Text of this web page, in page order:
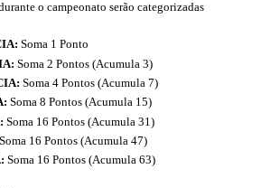
o campeonato serão categorizadas
Soma 1 Ponto
Soma 2 Pontos (Acumula 3)
Soma 4 Pontos (Acumula 7)
Soma 8 Pontos (Acumula 15)
Soma 16 Pontos (Acumula 31)
Soma 16 Pontos (Acumula 47)
Soma 16 Pontos (Acumula 63)